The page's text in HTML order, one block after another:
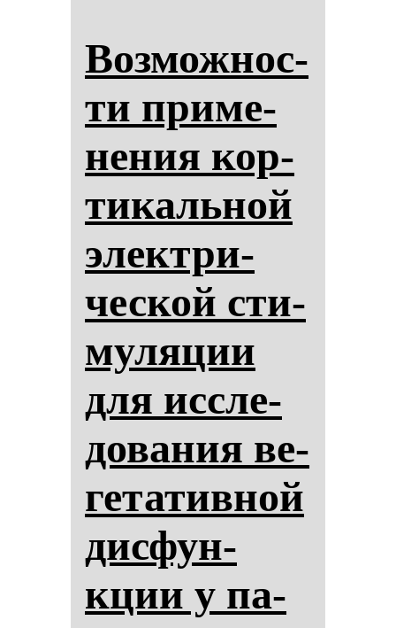
Воз­мож­нос­
ти при­ме­
не­ния кор­
ти­каль­ной
элек­три­
чес­кой сти­
му­ля­ции
для ис­сле­
до­ва­ния ве­
ге­та­тив­ной
дис­фун­
кции у па­